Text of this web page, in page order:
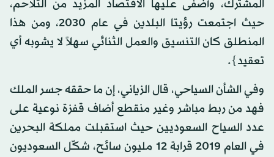
المشترك، وأضفى عليها الاقتصاد المزيد من التلاحم،
حيث اجتمعت رؤيتا البلدين في عام 2030، ومن هذا
المنطلق كان التنسيق والعمل الثنائي سهلاً لا يشوبه أي
تعقيد}.
وفي الشأن السياحي، قال الزياني، إن ما حققه جسر الملك
فهد من ربط مباشر وغير منقطع أضاف قفزة نوعية على
عدد السياح السعوديين حيث استقبلت مملكة البحرين
في العام 2019 قرابة 12 مليون سائح، شكّل السعوديون